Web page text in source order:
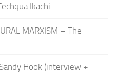
Ikachi
MARXISM – The
Hook (interview +